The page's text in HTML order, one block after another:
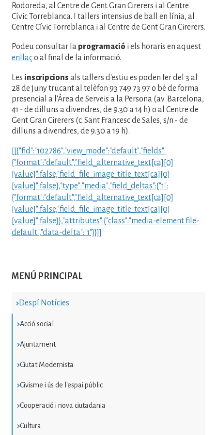
MENÚ PRINCIPAL
Despí Notícies
Acció social
Ajuntament
Ciutat Modernista
Civisme i ús de l'espai públic
Cooperació i nova ciutadania
Cultura
Rodoreda, al Centre de Gent Gran Cirerers i al Centre
Cívic Torreblanca. I tallers intensius de ball en línia, al
Centre Cívic Torreblanca i al Centre de Gent Gran Cirerers.
Podeu consultar la programació i els horaris en aquest
enllaço al final de la informació.
Les inscripcions als tallers d'estiu es poden fer del 3 al
28 de juny trucant al telèfon 93 749 73 97 o bé de forma
presencial a l'Àrea de Serveis a la Persona (av. Barcelona,
41 - de dilluns a divendres, de 9.30 a 14 h) o al Centre de
Gent Gran Cirerers (c. Sant Francesc de Sales, s/n - de
dilluns a divendres, de 9.30 a 19 h).
[[{"fid":"102786","view_mode":"default","fields":
{"format":"default","field_alternative_text[ca][0]
[value]":false,"field_file_image_title_text[ca][0]
[value]":false},"type":"media","field_deltas":{"1":
{"format":"default","field_alternative_text[ca][0]
[value]":false,"field_file_image_title_text[ca][0]
[value]":false}},"attributes":{"class":"media-element file-
default","data-delta":"1"}}]]